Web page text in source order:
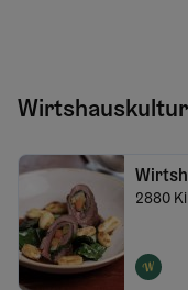
2880